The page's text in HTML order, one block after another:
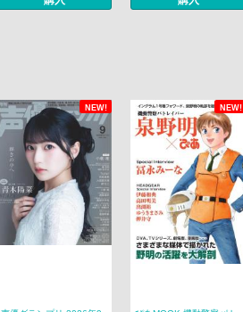
NEW! NEW!